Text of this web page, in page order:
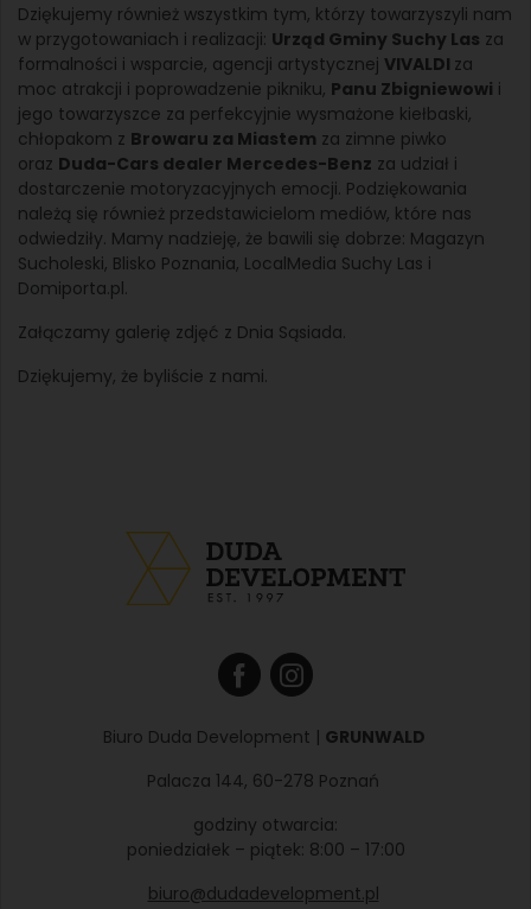
Dziękujemy również wszystkim tym, którzy towarzyszyli nam
w przygotowaniach i realizacji: Urząd Gminy Suchy Las za
formalności i wsparcie, agencji artystycznej VIVALDI za
moc atrakcji i poprowadzenie pikniku, Panu Zbigniewowi i
jego towarzyszce za perfekcyjnie wysmażone kiełbaski,
chłopakom z Browaru za Miastem za zimne piwko
oraz Duda-Cars dealer Mercedes-Benz za udział i
dostarczenie motoryzacyjnych emocji. Podziękowania
należą się również przedstawicielom mediów, które nas
odwiedziły. Mamy nadzieję, że bawili się dobrze: Magazyn
Sucholeski, Blisko Poznania, LocalMedia Suchy Las i
Domiporta.pl.
Załączamy galerię zdjęć z Dnia Sąsiada.
Dziękujemy, że byliście z nami.
Biuro Duda Development | GRUNWALD
Palacza 144, 60-278 Poznań
godziny otwarcia:
poniedziałek – piątek: 8:00 – 17:00
biuro@dudadevelopment.pl